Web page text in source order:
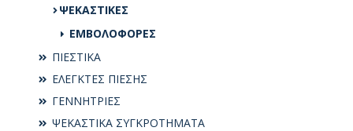
ΨΕΚΑΣΤΙΚΕΣ
ΕΜΒΟΛΟΦΟΡΕΣ
ΠΙΕΣΤΙΚΑ
ΕΛΕΓΚΤΕΣ ΠΙΕΣΗΣ
ΓΕΝΝΗΤΡΙΕΣ
ΨΕΚΑΣΤΙΚΑ ΣΥΓΚΡΟΤΗΜΑΤΑ